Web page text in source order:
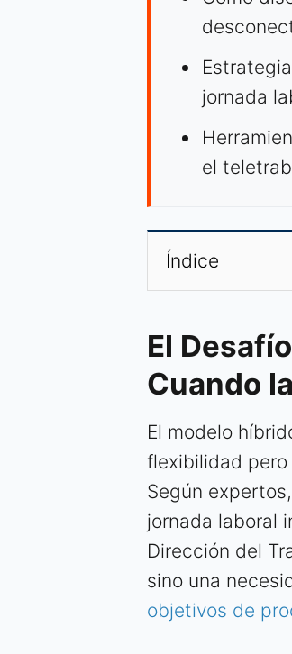
jornada
el
Índice
El
Cuando
El modelo
flexibilidad
Según
jornada laboral
Dirección del
sino una
objetivos de